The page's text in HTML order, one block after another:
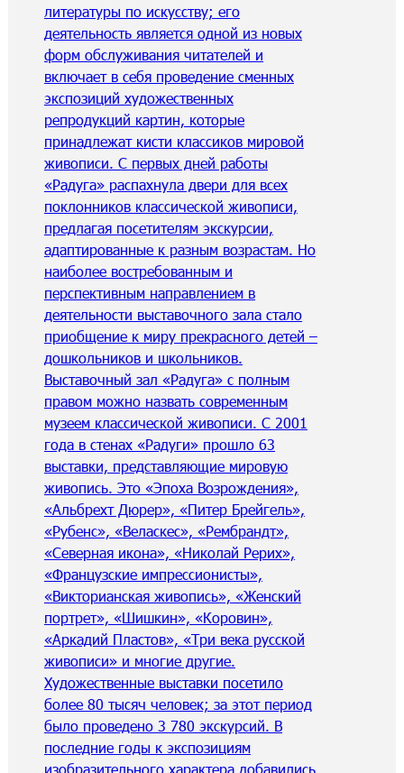
литературы по искусству; его
деятельность является одной из новых
форм обслуживания читателей и
включает в себя проведение сменных
экспозиций художественных
репродукций картин, которые
принадлежат кисти классиков мировой
живописи. С первых дней работы
«Радуга» распахнула двери для всех
поклонников классической живописи,
предлагая посетителям экскурсии,
адаптированные к разным возрастам. Но
наиболее востребованным и
перспективным направлением в
деятельности выставочного зала стало
приобщение к миру прекрасного детей –
дошкольников и школьников.
Выставочный зал «Радуга» с полным
правом можно назвать современным
музеем классической живописи. С 2001
года в стенах «Радуги» прошло 63
выставки, представляющие мировую
живопись. Это «Эпоха Возрождения»,
«Альбрехт Дюрер», «Питер Брейгель»,
«Рубенс», «Веласкес», «Рембрандт»,
«Северная икона», «Николай Рерих»,
«Французские импрессионисты»,
«Викторианская живопись», «Женский
портрет», «Шишкин», «Коровин»,
«Аркадий Пластов», «Три века русской
живописи» и многие другие.
Художественные выставки посетило
более 80 тысяч человек; за этот период
было проведено 3 780 экскурсий. В
последние годы к экспозициям
изобразительного характера добавились